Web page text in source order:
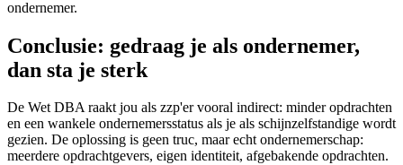
ondernemer.
Conclusie: gedraag je als ondernemer,
dan sta je sterk
De Wet DBA raakt jou als zzp'er vooral indirect: minder opdrachten
en een wankele ondernemersstatus als je als schijnzelfstandige wordt
gezien. De oplossing is geen truc, maar echt ondernemerschap:
meerdere opdrachtgevers, eigen identiteit, afgebakende opdrachten.